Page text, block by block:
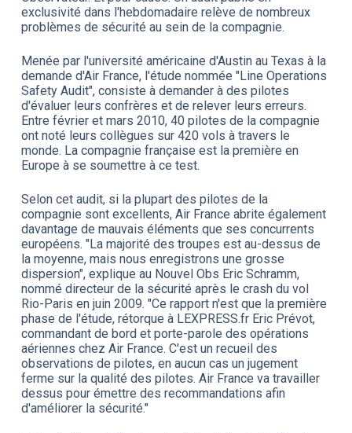
exclusivité dans l'hebdomadaire relève de nombreux
problèmes de sécurité au sein de la compagnie.
Menée par l'université américaine d'Austin au Texas à la
demande d'Air France, l'étude nommée "Line Operations
Safety Audit", consiste à demander à des pilotes
d'évaluer leurs confrères et de relever leurs erreurs.
Entre février et mars 2010, 40 pilotes de la compagnie
ont noté leurs collègues sur 420 vols à travers le
monde. La compagnie française est la première en
Europe à se soumettre à ce test.
Selon cet audit, si la plupart des pilotes de la
compagnie sont excellents, Air France abrite également
davantage de mauvais éléments que ses concurrents
européens. "La majorité des troupes est au-dessus de
la moyenne, mais nous enregistrons une grosse
dispersion", explique au Nouvel Obs Eric Schramm,
nommé directeur de la sécurité après le crash du vol
Rio-Paris en juin 2009. "Ce rapport n'est que la première
phase de l'étude, rétorque à LEXPRESS.fr Eric Prévot,
commandant de bord et porte-parole des opérations
aériennes chez Air France. C'est un recueil des
observations de pilotes, en aucun cas un jugement
ferme sur la qualité des pilotes. Air France va travailler
dessus pour émettre des recommandations afin
d'améliorer la sécurité."